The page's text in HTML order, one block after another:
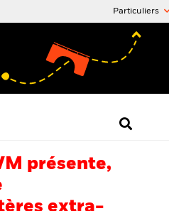
Particuliers
présente,
extra-